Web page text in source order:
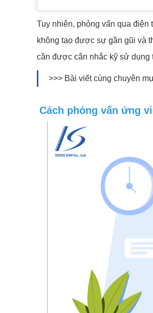
Tuy nhiên, phỏng vấn qua
không tạo được sự gần gũi và
cần được cân nhắc kỹ sử dụng
>>> Bài viết cùng chuyên
Cách phỏng vấn ứng